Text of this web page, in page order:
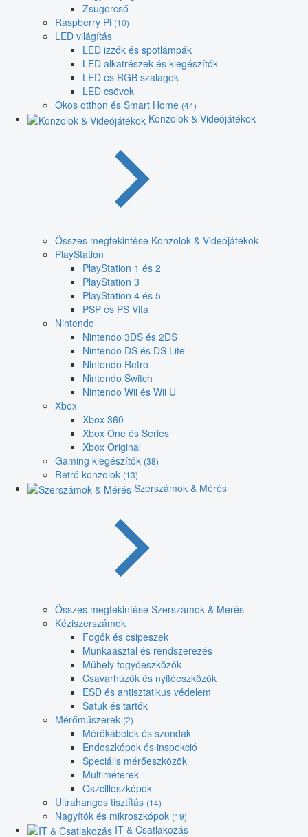
Zsugorcső
Raspberry Pi (10)
LED világítás
LED izzók és spotlámpák
LED alkatrészek és kiegészítők
LED és RGB szalagok
LED csövek
Okos otthon és Smart Home (44)
Konzolok & Videójátékok
Összes megtekintése Konzolok & Videójátékok
PlayStation
PlayStation 1 és 2
PlayStation 3
PlayStation 4 és 5
PSP és PS Vita
Nintendo
Nintendo 3DS és 2DS
Nintendo DS és DS Lite
Nintendo Retro
Nintendo Switch
Nintendo Wii és Wii U
Xbox
Xbox 360
Xbox One és Series
Xbox Original
Gaming kiegészítők (38)
Retró konzolok (13)
Szerszámok & Mérés
Összes megtekintése Szerszámok & Mérés
Kéziszerszámok
Fogók és csipeszek
Munkaasztal és rendszerezés
Műhely fogyóeszközök
Csavarhúzók és nyitóeszközök
ESD és antisztatikus védelem
Satuk és tartók
Mérőműszerek (2)
Mérőkábelek és szondák
Endoszkópok és inspekció
Speciális mérőeszközök
Multiméterek
Oszcilloszkópok
Ultrahangos tisztítás (14)
Nagyítók és mikroszkópok (19)
IT & Csatlakozás